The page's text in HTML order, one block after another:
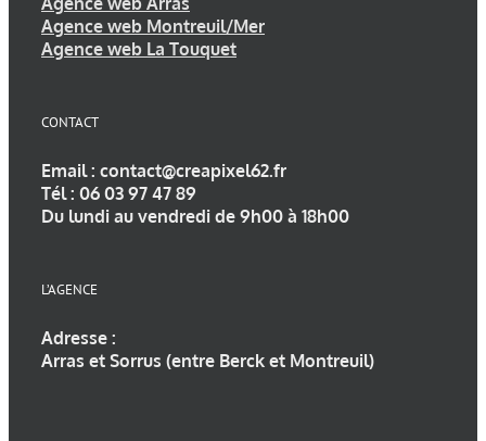
Agence web Montreuil/Mer
Agence web La Touquet
CONTACT
Email : contact@creapixel62.fr
Tél : 06 03 97 47 89
Du lundi au vendredi de 9h00 à 18h00
L’AGENCE
Adresse :
Arras et Sorrus (entre Berck et Montreuil)